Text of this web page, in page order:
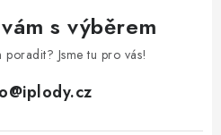
s výběrem
Jsme tu pro vás!
@iplody.cz